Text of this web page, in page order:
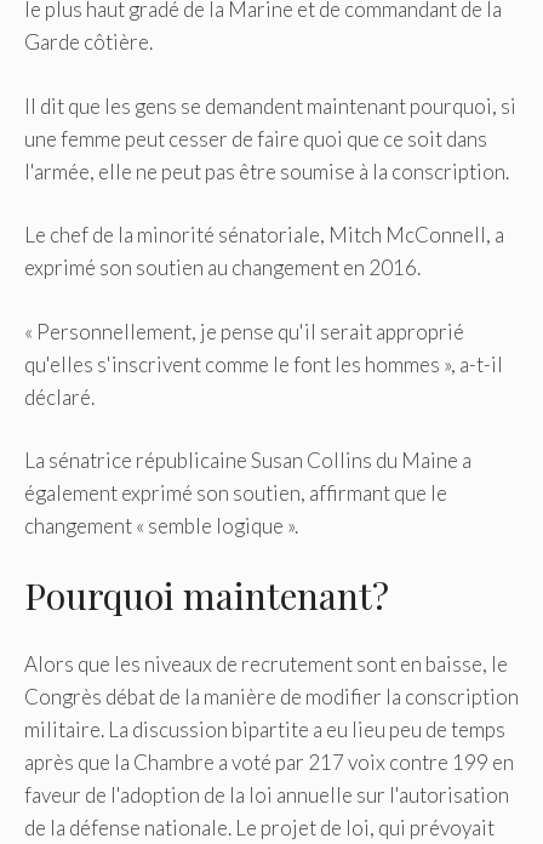
le plus haut gradé de la Marine et de commandant de la
Garde côtière.
Il dit que les gens se demandent maintenant pourquoi, si
une femme peut cesser de faire quoi que ce soit dans
l'armée, elle ne peut pas être soumise à la conscription.
Le chef de la minorité sénatoriale, Mitch McConnell, a
exprimé son soutien au changement en 2016.
« Personnellement, je pense qu'il serait approprié
qu'elles s'inscrivent comme le font les hommes », a-t-il
déclaré.
La sénatrice républicaine Susan Collins du Maine a
également exprimé son soutien, affirmant que le
changement « semble logique ».
Pourquoi maintenant?
Alors que les niveaux de recrutement sont en baisse, le
Congrès débat de la manière de modifier la conscription
militaire. La discussion bipartite a eu lieu peu de temps
après que la Chambre a voté par 217 voix contre 199 en
faveur de l'adoption de la loi annuelle sur l'autorisation
de la défense nationale. Le projet de loi, qui prévoyait